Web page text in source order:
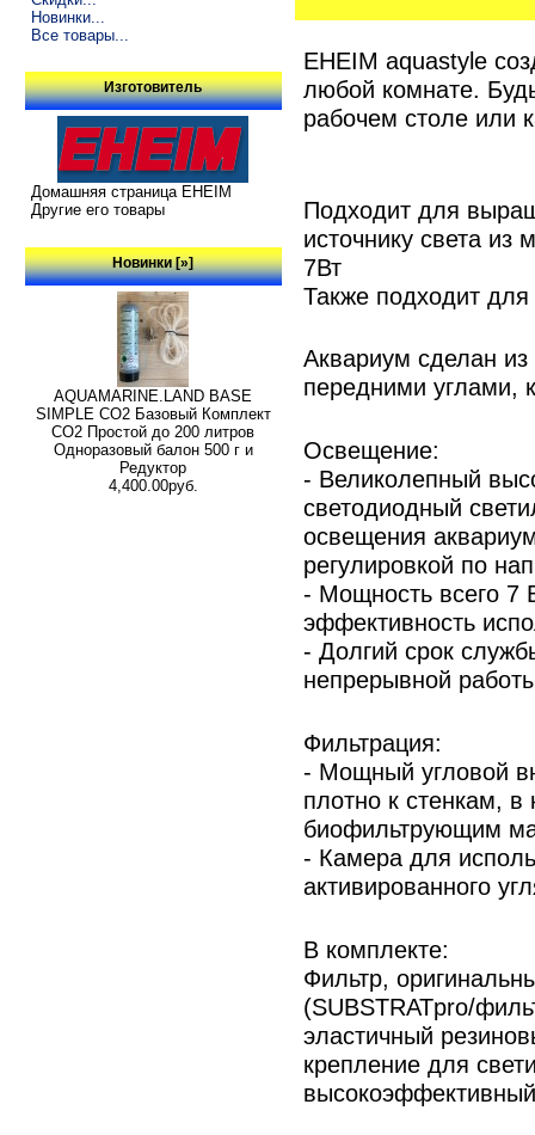
Новинки...
Все товары...
Изготовитель
Домашняя страница EHEIM
Другие его товары
Новинки [»]
AQUAMARINE.LAND BASE
SIMPLE СО2 Базовый Комплект
СО2 Простой до 200 литров
Одноразовый балон 500 г и
Редуктор
4,400.00руб.
EHEIM aquastyle
любой комнате.
рабочем столе или
Подходит для
источнику света из
7Вт
Также подходит для
Аквариум сделан из
передними углами,
Освещение:
- Великолепный
светодиодный
освещения
регулировкой по
- Мощность всего 7
эффективность
- Долгий срок
непрерывной
Фильтрация:
- Мощный угловой
плотно к стенкам,
биофильтрующим
- Камера для
активированного
В комплекте:
Фильтр,
(SUBSTRATpro/
эластичный
крепление для